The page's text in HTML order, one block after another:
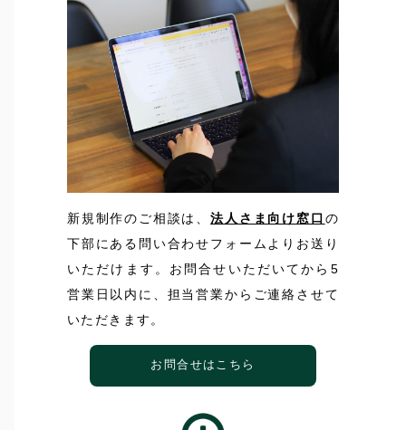
新規制作のご相談は、法人さま向け窓口 の
下部にある問い合わせフォームよりお送り
いただけます。お問合せいただいてから5
営業日以内に、担当営業からご連絡させて
いただきます。
お問合せはこちら